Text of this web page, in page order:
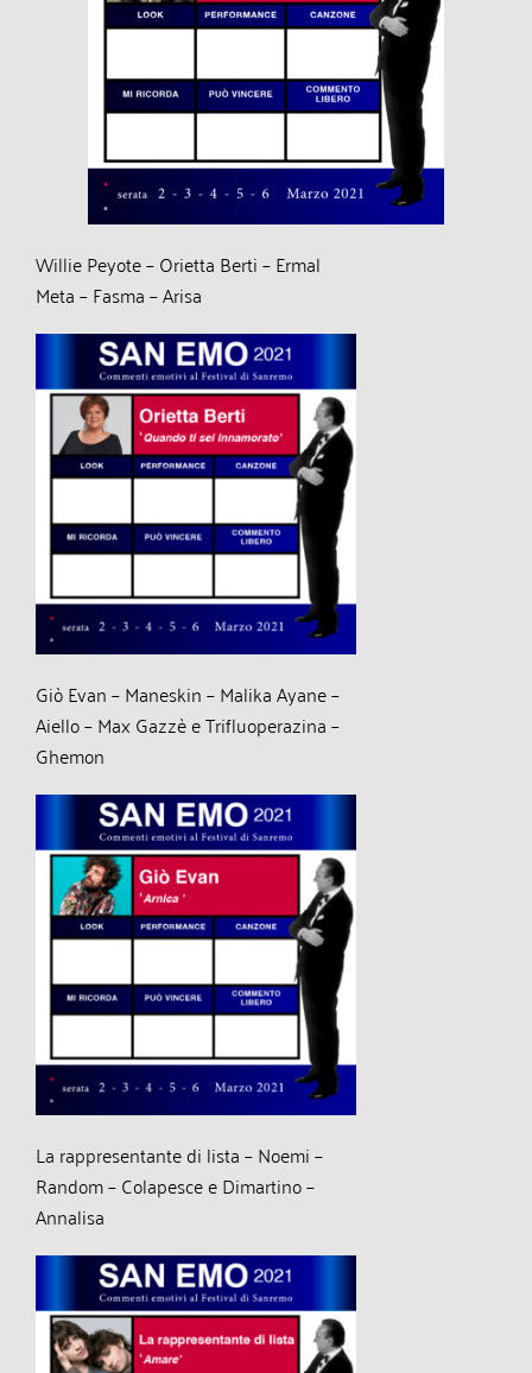
Willie Peyote – Orietta Berti – Ermal
Meta – Fasma – Arisa
Giò Evan – Maneskin – Malika Ayane –
Aiello – Max Gazzè e Trifluoperazina –
Ghemon
La rappresentante di lista – Noemi –
Random – Colapesce e Dimartino –
Annalisa